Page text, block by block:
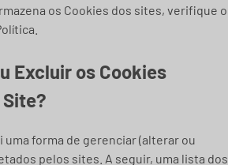
os Cookies dos sites, verifique o
Excluir os Cookies
uma forma de gerenciar (alterar ou
pelos sites. A seguir, uma lista dos